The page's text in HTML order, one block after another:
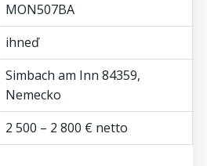
MON507BA
ihneď
Simbach am Inn 84359,
Nemecko
2 500 – 2 800 € netto